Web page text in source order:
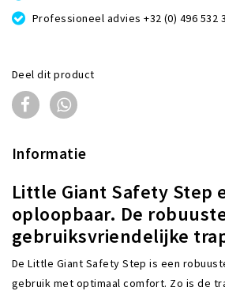
Professioneel advies +32 (0) 496 532
Deel dit product
Informatie
Little Giant Safety Step
oploopbaar. De
gebruiksvriendelijke
De Little Giant Safety Step is een
gebruik met optimaal comfort. Zo is de